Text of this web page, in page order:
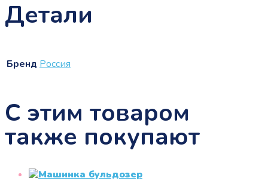
Детали
Бренд Россия
С этим товаром
также покупают